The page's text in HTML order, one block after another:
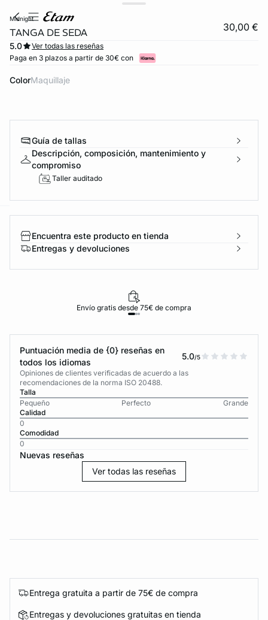
midnight
TANGA DE SEDA 30,00 €
5.0
Ver todas las reseñas
Paga en 3 plazos a partir de 30€ con
Color maquillaje
Guía de tallas
Descripción, composición, mantenimiento y
compromiso
Taller auditado
Encuentra este producto en tienda
Entregas y devoluciones
Envío gratis desde 75€ de compra
Puntuación media de {0} reseñas en
todos los idiomas
5.0/5
Opiniones de clientes verificadas de acuerdo a las
recomendaciones de la norma ISO 20488.
Talla
Pequeño
Perfecto
Grande
Calidad
0
Comodidad
0
Nuevas reseñas
Ver todas las reseñas
Entrega gratuita a partir de 75€ de compra
Entregas y devoluciones gratuitas en tienda